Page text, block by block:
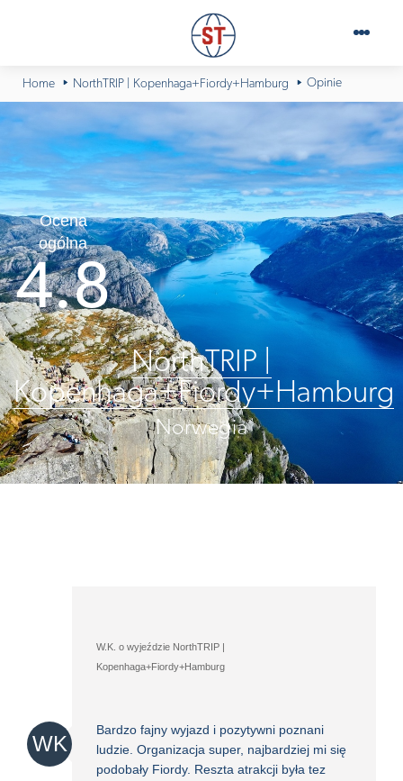
Home NorthTRIP | Kopenhaga+Fiordy+Hamburg Opinie
Ocena
ogólna
4.8
NorthTRIP |
Kopenhaga+Fiordy+Hamburg
Norwegia
WK
W.K. o wyjeździe NorthTRIP |
Kopenhaga+Fiordy+Hamburg
Bardzo fajny wyjazd i pozytywni poznani
ludzie. Organizacja super, najbardziej mi się
podobały Fiordy. Reszta atrakcji była tez